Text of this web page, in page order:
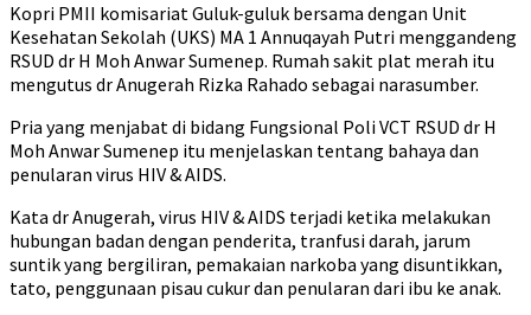
Kopri PMII komisariat Guluk-guluk bersama dengan Unit
Kesehatan Sekolah (UKS) MA 1 Annuqayah Putri menggandeng
RSUD dr H Moh Anwar Sumenep. Rumah sakit plat merah itu
mengutus dr Anugerah Rizka Rahado sebagai narasumber.
Pria yang menjabat di bidang Fungsional Poli VCT RSUD dr H
Moh Anwar Sumenep itu menjelaskan tentang bahaya dan
penularan virus HIV & AIDS.
Kata dr Anugerah, virus HIV & AIDS terjadi ketika melakukan
hubungan badan dengan penderita, tranfusi darah, jarum
suntik yang bergiliran, pemakaian narkoba yang disuntikkan,
tato, penggunaan pisau cukur dan penularan dari ibu ke anak.